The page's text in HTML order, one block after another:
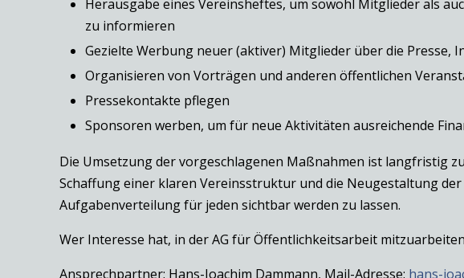
Herausgabe eines Vereinsheftes, um sowohl Mitglieder als
zu informieren
Gezielte Werbung neuer (aktiver) Mitglieder über die Presse,
Organisieren von Vorträgen und anderen öffentlichen
Pressekontakte pflegen
Sponsoren werben, um für neue Aktivitäten ausreichende
Die Umsetzung der vorgeschlagenen Maßnahmen ist langfristig
Schaffung einer klaren Vereinsstruktur und die Neugestaltung
Aufgabenverteilung für jeden sichtbar werden zu lassen.
Wer Interesse hat, in der AG für Öffentlichkeitsarbeit
Ansprechpartner: Hans-Joachim Dammann, Mail-Adresse: hans-